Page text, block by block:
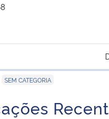
SEM CATEGORIA